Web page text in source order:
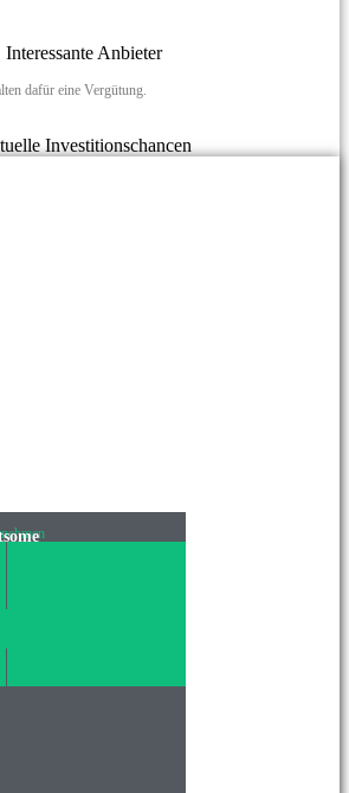
Interessante Anbieter
dafür eine Vergütung.
Investitionschancen